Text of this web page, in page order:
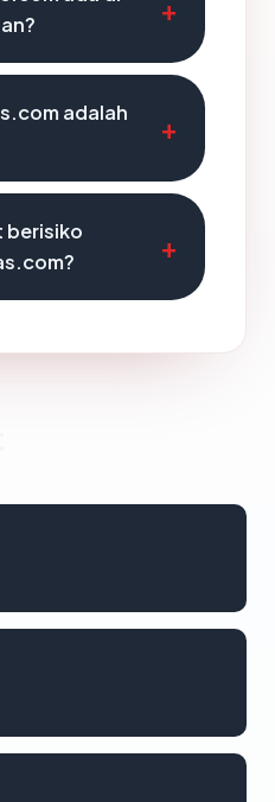
adalah
berisiko